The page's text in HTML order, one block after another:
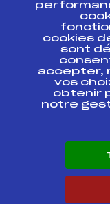
Pass’Neige
Projet
Projet de
Antidopage
Pôle
Scientifique
Listes
Pôle vie de
Carrières
cookies
sont
accepter,
vos
obtenir
notre